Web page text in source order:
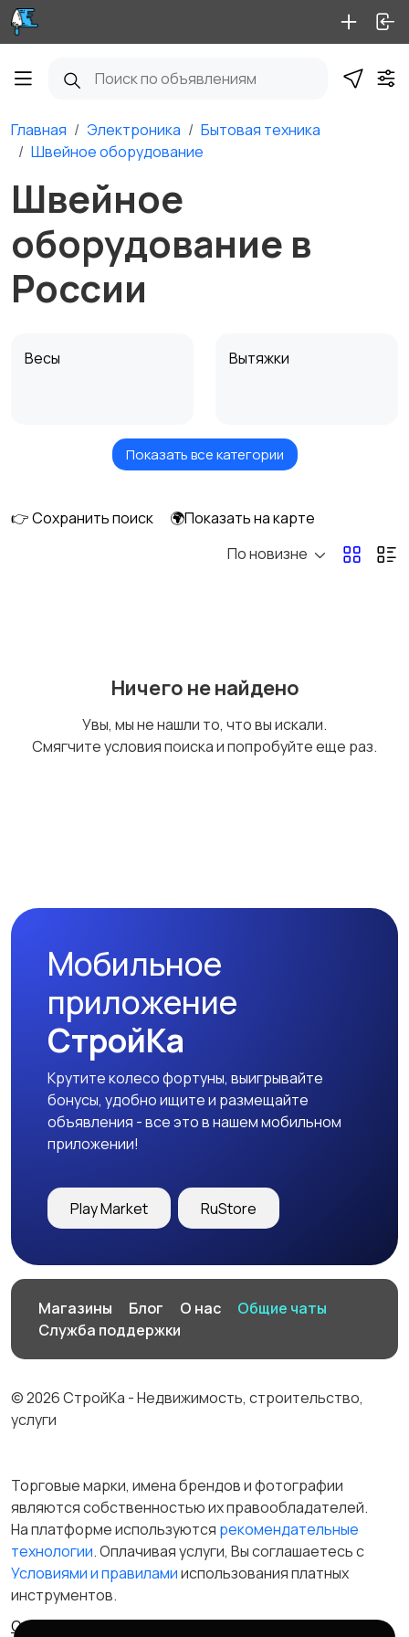
Главная Электроника
Бытовая техника
Швейное оборудование
Швейное
оборудование в
России
Весы Вытяжки
Измельчение и
Климатическая
Плиты и духовые
одеждой
оборудование
Показать все категории
👉 Сохранить поиск
🌍Показать на карте
По новизне
Ничего не найдено
Увы, мы не нашли то, что вы искали.
Смягчите условия поиска и попробуйте еще раз.
Мобильное
приложение
СтройКа
Крутите колесо фортуны, выигрывайте
бонусы, удобно ищите и размещайте
объявления - все это в нашем мобильном
приложении!
Play Market RuStore
Магазины Блог О нас
Общие чаты
Служба поддержки
© 2026 СтройКа - Недвижимость, строительство,
услуги
Торговые марки, имена брендов и фотографии
являются собственностью их правообладателей.
На платформе используются рекомендательные
технологии. Оплачивая услуги, Вы соглашаетесь c
Условиями и правиламииспользования платных
инструментов.
Отказ от ответственности
Правила сервиса